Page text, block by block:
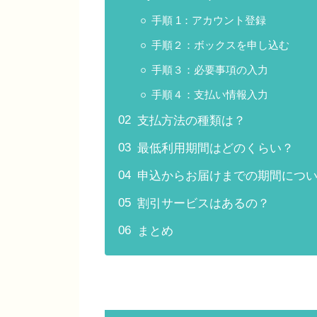
手順 1：アカウント登録
手順２：ボックスを申し込む
手順３：必要事項の入力
手順４：支払い情報入力
支払方法の種類は？
最低利用期間はどのくらい？
申込からお届けまでの期間につ
割引サービスはあるの？
まとめ